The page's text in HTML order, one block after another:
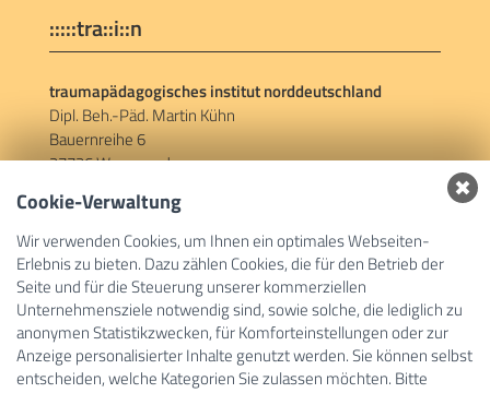
:::::tra::i::n
traumapädagogisches institut norddeutschland
Dipl. Beh.-Päd. Martin Kühn
Bauernreihe 6
27726 Worpswede
Social Links
Facebook
Links
Cookie-Verwaltung
Wir verwenden Cookies, um Ihnen ein optimales Webseiten-
Erlebnis zu bieten. Dazu zählen Cookies, die für den Betrieb der
Seite und für die Steuerung unserer kommerziellen
Unternehmensziele notwendig sind, sowie solche, die lediglich zu
anonymen Statistikzwecken, für Komforteinstellungen oder zur
Anzeige personalisierter Inhalte genutzt werden. Sie können selbst
entscheiden, welche Kategorien Sie zulassen möchten. Bitte